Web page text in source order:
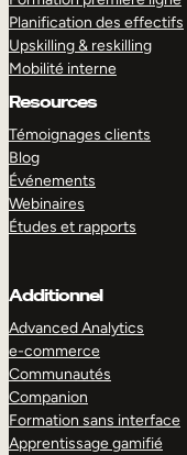
Planification des effectifs
Upskilling & reskilling
Mobilité interne
Resources
Témoignages clients
Blog
Événements
Webinaires
Études et rapports
Additionnel
Advanced Analytics
e-commerce
Communautés
Companion
Formation sans interface
Apprentissage gamifié